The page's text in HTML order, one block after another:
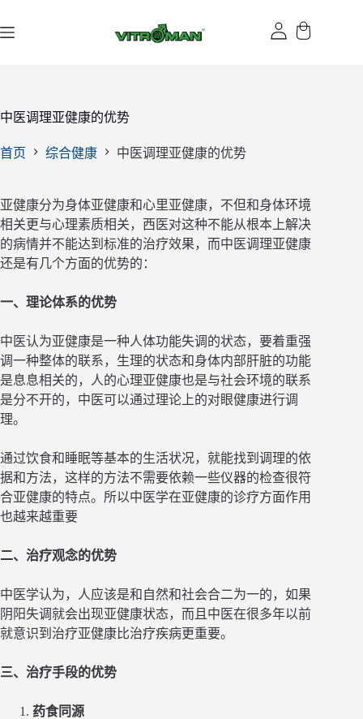
过
中医调理亚健康的优势
首页 综合健康 中医调理亚健康的优势
亚健康分为身体亚健康和心里亚健康，不但和身体环境
相关更与心理素质相关，西医对这种不能从根本上解决
的病情并不能达到标准的治疗效果，而中医调理亚健康
还是有几个方面的优势的：
一、理论体系的优势
中医认为亚健康是一种人体功能失调的状态，要着重强
调一种整体的联系，生理的状态和身体内部肝脏的功能
是息息相关的，人的心理亚健康也是与社会环境的联系
是分不开的，中医可以通过理论上的对眼健康进行调
理。
通过饮食和睡眠等基本的生活状况，就能找到调理的依
据和方法，这样的方法不需要依赖一些仪器的检查很符
合亚健康的特点。所以中医学在亚健康的诊疗方面作用
也越来越重要
二、治疗观念的优势
中医学认为，人应该是和自然和社会合二为一的，如果
阴阳失调就会出现亚健康状态，而且中医在很多年以前
就意识到治疗亚健康比治疗疾病更重要。
三、治疗手段的优势
药食同源